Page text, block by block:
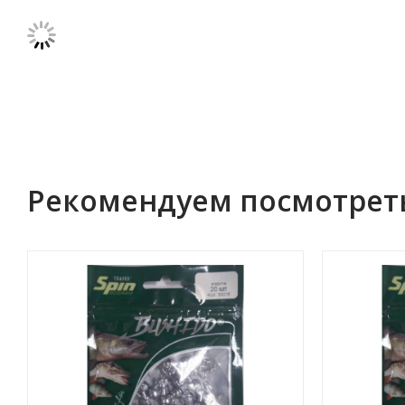
Рекомендуем